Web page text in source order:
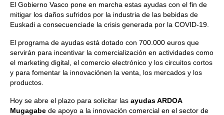
El Gobierno Vasco pone en marcha estas ayudas con el fin de
mitigar los daños sufridos por la industria de las bebidas de
Euskadi a consecuenciade la crisis generada por la COVID-19.
El programa de ayudas está dotado con 700.000 euros que
servirán para incentivar la comercialización en actividades como
el marketing digital, el comercio electrónico y los circuitos cortos
y para fomentar la innovaciónen la venta, los mercados y los
productos.
Hoy se abre el plazo para solicitar las ayudas ARDOA
Mugagabe de apoyo a la innovación comercial en el sector de